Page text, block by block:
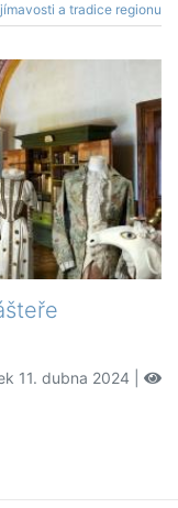
a tradice regionu
11. dubna 2024 |